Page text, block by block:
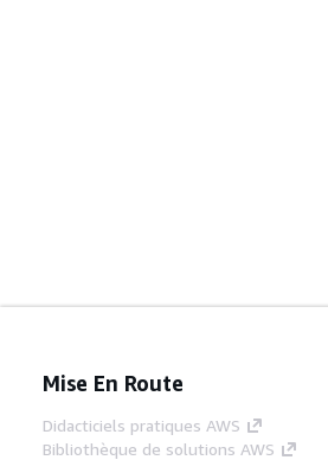
Mise En Route
Didacticiels pratiques AWS
Bibliothèque de solutions AWS